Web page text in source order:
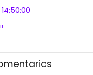
14:50:00